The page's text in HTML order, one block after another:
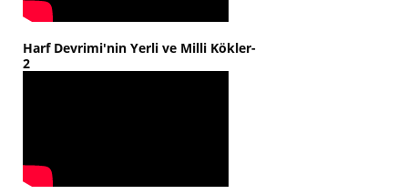
Harf Devrimi'nin Yerli ve Milli Kökler-
2